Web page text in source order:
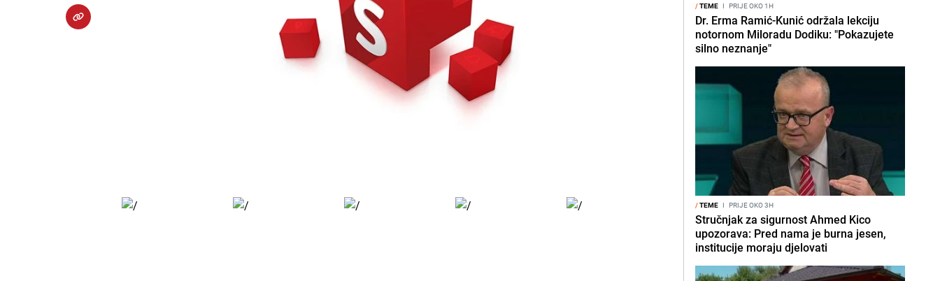
/TEME I PRIJE OKO 1H
Dr. Erma Ramić-Kunić održala lekciju
notornom Miloradu Dodiku: "Pokazujete
silno neznanje"
/TEME I PRIJE OKO 3H
Stručnjak za sigurnost Ahmed Kico
upozorava: Pred nama je burna jesen,
institucije moraju djelovati